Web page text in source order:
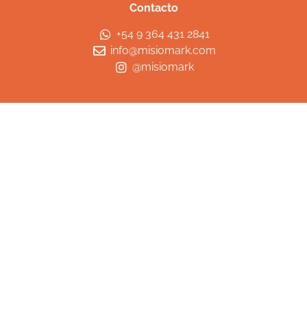
Contacto
+54 9 364 431 2841
info@misiomark.com
@misiomark